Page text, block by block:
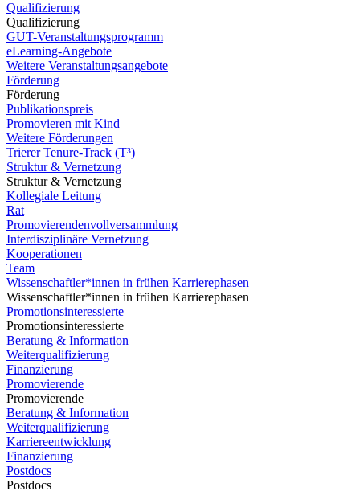
Qualifizierung
Qualifizierung
GUT-Veranstaltungsprogramm
eLearning-Angebote
Weitere Veranstaltungsangebote
Förderung
Förderung
Publikationspreis
Promovieren mit Kind
Weitere Förderungen
Trierer Tenure-Track (T³)
Struktur & Vernetzung
Struktur & Vernetzung
Kollegiale Leitung
Rat
Promovierendenvollversammlung
Interdisziplinäre Vernetzung
Kooperationen
Team
Wissenschaftler*innen in frühen Karrierephasen
Wissenschaftler*innen in frühen Karrierephasen
Promotionsinteressierte
Promotionsinteressierte
Beratung & Information
Weiterqualifizierung
Finanzierung
Promovierende
Promovierende
Beratung & Information
Weiterqualifizierung
Karriereentwicklung
Finanzierung
Postdocs
Postdocs